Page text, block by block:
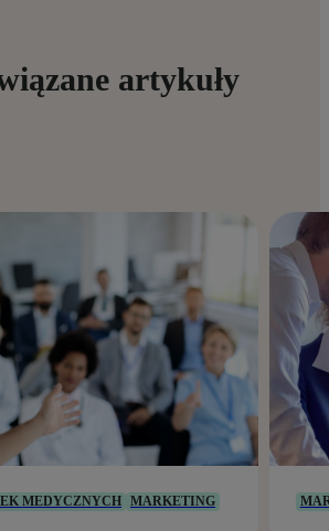
artykuły
MEDYCZNYCH MARKETING